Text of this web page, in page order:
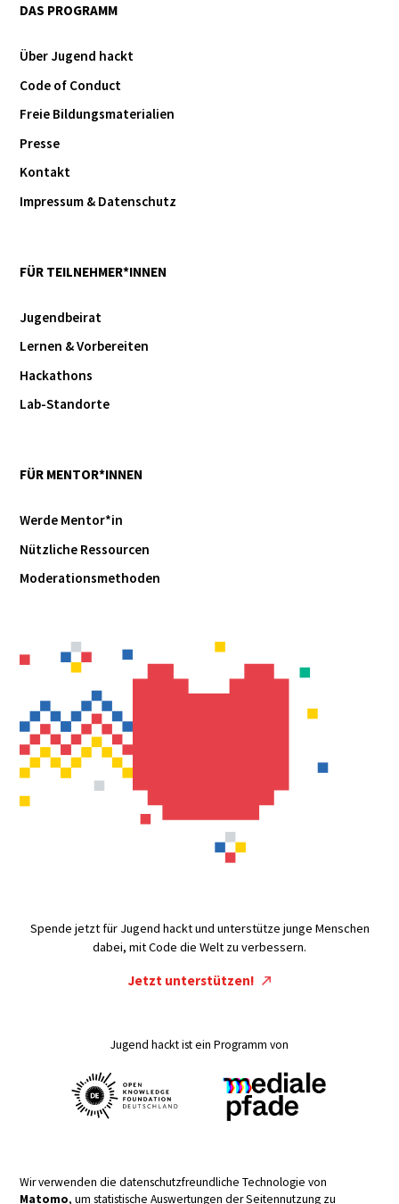
DAS PROGRAMM
Über Jugend hackt
Code of Conduct
Freie Bildungsmaterialien
Presse
Kontakt
Impressum & Datenschutz
FÜR TEILNEHMER*INNEN
Jugendbeirat
Lernen & Vorbereiten
Hackathons
Lab-Standorte
FÜR MENTOR*INNEN
Werde Mentor*in
Nützliche Ressourcen
Moderationsmethoden
Spende jetzt für Jugend hackt und unterstütze junge Menschen
dabei, mit Code die Welt zu verbessern.
Jetzt unterstützen!
Jugend hackt ist ein Programm von
Wir verwenden die datenschutzfreundliche Technologie von
Matomo, um statistische Auswertungen der Seitennutzung zu